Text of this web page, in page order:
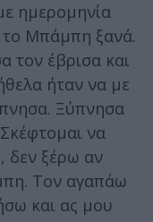
ημερομηνία
το Μπάμπη ξανά.
τον έβρισα και
ήταν να με
Ξύπνησα
να
ξέρω αν
Τον αγαπάω
και ας μου